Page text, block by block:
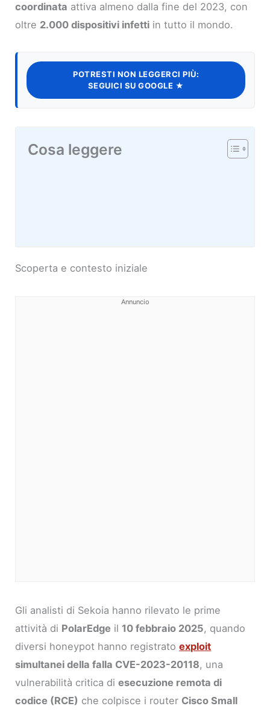
coordinata attiva almeno dalla fine del 2023, con
oltre 2.000 dispositivi infetti in tutto il mondo.
POTRESTI NON LEGGERCI PIÙ:
SEGUICI SU GOOGLE ★
Cosa leggere
Scoperta e contesto iniziale
Annuncio
Gli analisti di Sekoia hanno rilevato le prime
attività di PolarEdge il 10 febbraio 2025, quando
diversi honeypot hanno registratoexploit
simultanei della falla CVE-2023-20118, una
vulnerabilità critica diesecuzione remota di
codice (RCE) che colpisce i router Cisco Small